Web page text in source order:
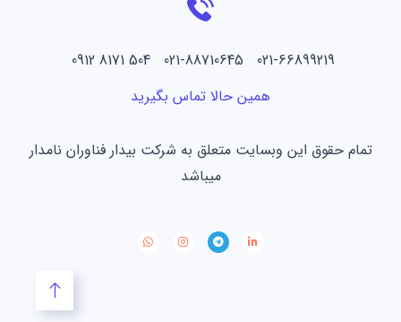
021-66899219 021-88710645 504 8171 0912
همین حالا تماس بگیرید
تمام حقوق این وبسایت متعلق به شرکت بیدار فناوران نامدار
میباشد